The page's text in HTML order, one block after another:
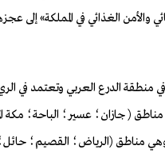
والأمن الغذائي في المملكة» إلى
( جازان؛ عسير؛ الباحة؛ مكة
مناطق (الرياض؛ القصيم؛